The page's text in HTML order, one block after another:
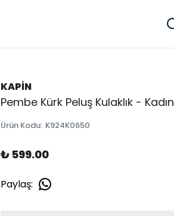
KAPİN
Pembe Kürk Peluş Kulaklık - Kadın
Ürün Kodu: K924K0650
₺ 599.00
Paylaş: